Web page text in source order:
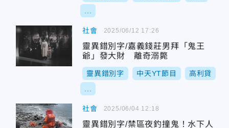
社會
靈異錯別字/嘉義錢莊男拜「鬼王
爺」發大財 離奇溺斃
靈異錯別字 中天YT節目 高利貸
2025/06/12 17:26
社會
靈異錯別字/禁區夜釣撞鬼！水下人
2025/06/04 12:18